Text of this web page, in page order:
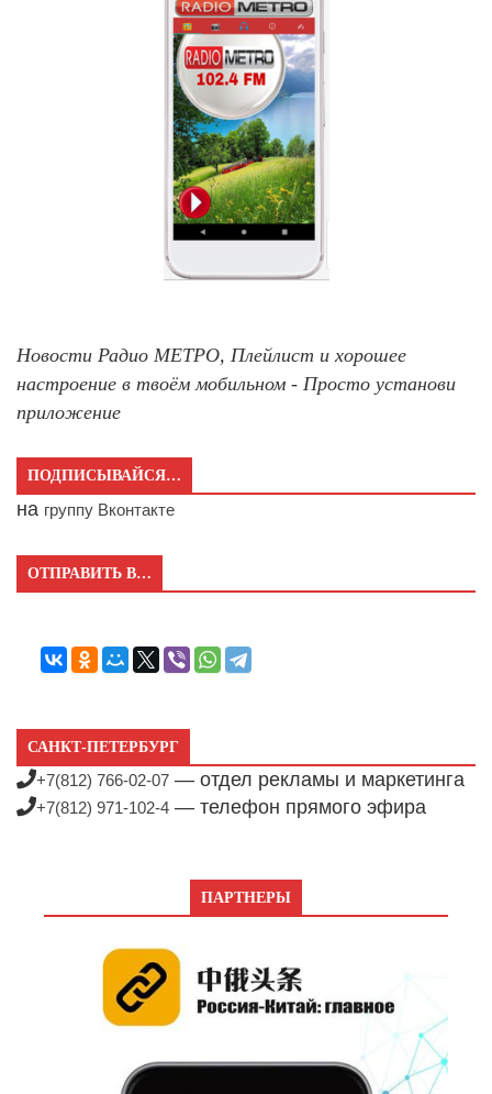
Новости Радио МЕТРО, Плейлист и хорошее
настроение в твоём мобильном - Просто установи
приложение
ПОДПИСЫВАЙСЯ…
на группу Вконтакте
ОТПРАВИТЬ В…
САНКТ-ПЕТЕРБУРГ
+7(812) 766-02-07 — отдел рекламы и маркетинга
+7(812) 971-102-4 — телефон прямого эфира
ПАРТНЕРЫ